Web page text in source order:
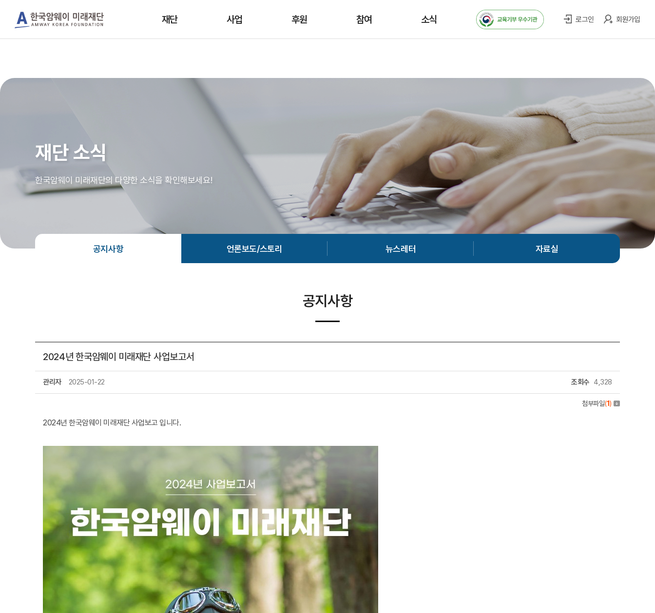
재단
인사말
사업
건강지킴이 ZONE
후원
나의 후원
참여
캠페인
소식
언론보도/스토리
자료실
로그인 회원가입
재단 소식
한국암웨이 미래재단의 다양한 소식을 확인해보세요!
공지사항 언론보도/스토리 뉴스레터 자료실
공지사항
2024년 한국암웨이 미래재단 사업보고서
관리자 2025-01-22 조회수 4,328
첨부파일(1)
2024년 한국암웨이 미래재단 사업보고 입니다.